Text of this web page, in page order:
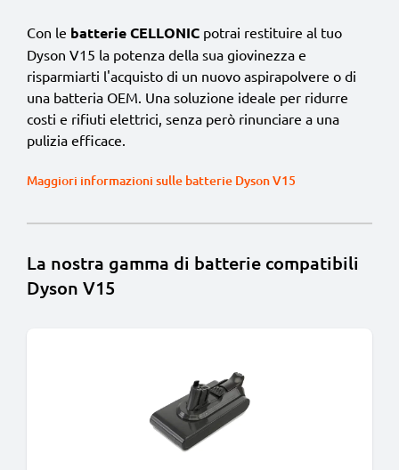
Con le batterie CELLONIC potrai restituire al tuo
Dyson V15 la potenza della sua giovinezza e
risparmiarti l'acquisto di un nuovo aspirapolvere o di
una batteria OEM. Una soluzione ideale per ridurre
costi e rifiuti elettrici, senza però rinunciare a una
pulizia efficace.
Maggiori informazioni sulle batterie Dyson V15
La nostra gamma di batterie compatibili
Dyson V15